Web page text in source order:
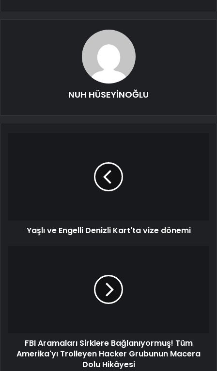
NUH HÜSEYİNOĞLU
Yaşlı ve Engelli Denizli Kart'ta vize dönemi
FBI Aramaları Sirklere Bağlanıyormuş! Tüm
Amerika'yı Trolleyen Hacker Grubunun Macera
Dolu Hikâyesi